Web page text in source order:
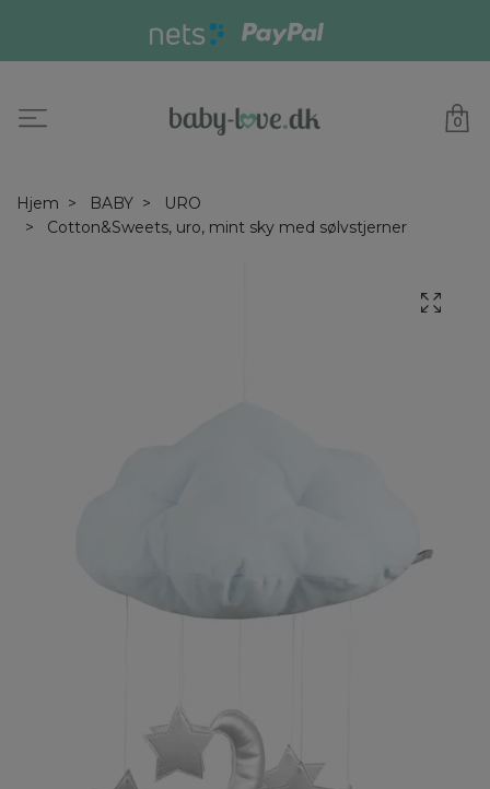
0
Hjem BABY
URO
Cotton&Sweets, uro, mint sky med sølvstjerner